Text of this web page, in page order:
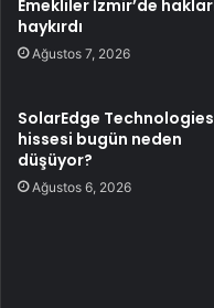
Emekliler İzmir’de
haykırdı
Ağustos 7, 2026
SolarEdge Technologies
hissesi bugün neden
düşüyor?
Ağustos 6, 2026